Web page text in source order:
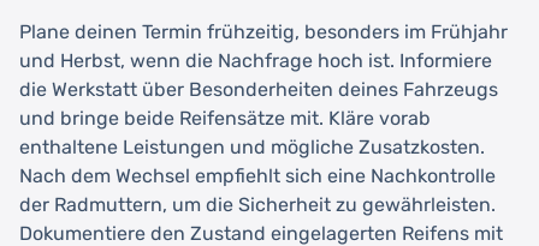
Plane deinen Termin frühzeitig, besonders im Frühjahr
und Herbst, wenn die Nachfrage hoch ist. Informiere
die Werkstatt über Besonderheiten deines Fahrzeugs
und bringe beide Reifensätze mit. Kläre vorab
enthaltene Leistungen und mögliche Zusatzkosten.
Nach dem Wechsel empfiehlt sich eine Nachkontrolle
der Radmuttern, um die Sicherheit zu gewährleisten.
Dokumentiere den Zustand eingelagerten Reifens mit